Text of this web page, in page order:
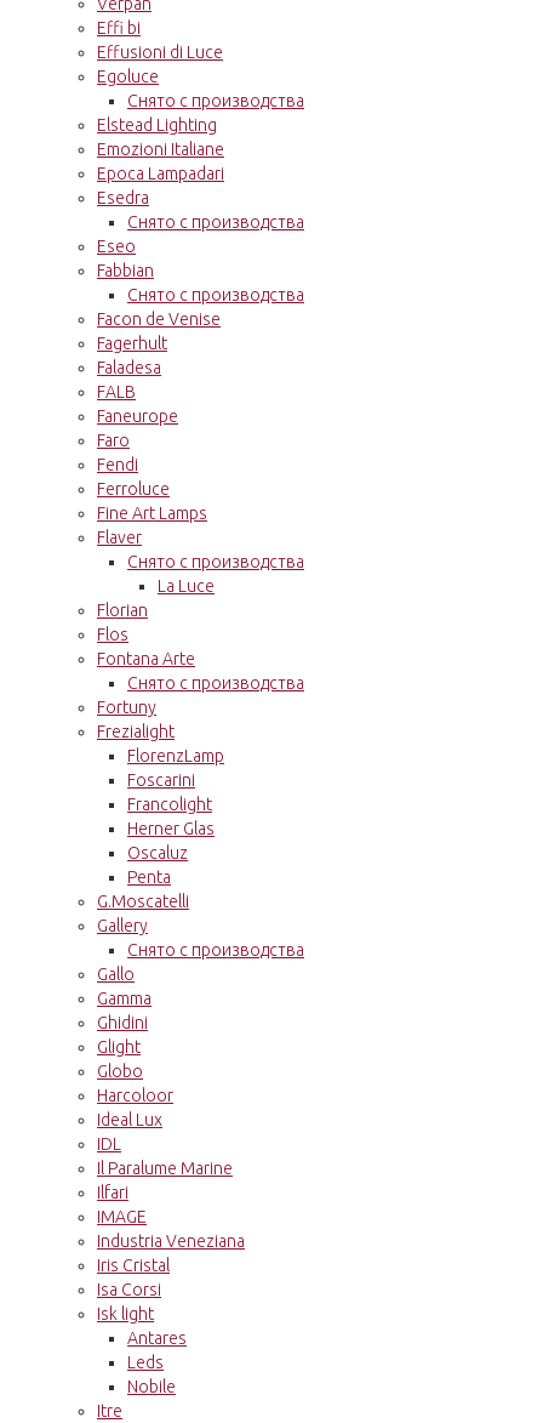
Effi bi
Effusioni di Luce
Egoluce
Снято с производства
Elstead Lighting
Emozioni Italiane
Epoca Lampadari
Esedra
Снято с производства
Eseo
Fabbian
Снято с производства
Facon de Venise
Fagerhult
Faladesa
FALB
Faneurope
Faro
Fendi
Ferroluce
Fine Art Lamps
Flaver
Снято с производства
La Luce
Florian
Flos
Fontana Arte
Снято с производства
Fortuny
Frezialight
FlorenzLamp
Foscarini
Francolight
Herner Glas
Oscaluz
Penta
G.Moscatelli
Gallery
Снято с производства
Gallo
Gamma
Ghidini
Glight
Globo
Harcoloor
Ideal Lux
IDL
Il Paralume Marine
Ilfari
IMAGE
Industria Veneziana
Iris Cristal
Isa Corsi
Isk light
Antares
Leds
Nobile
Itre